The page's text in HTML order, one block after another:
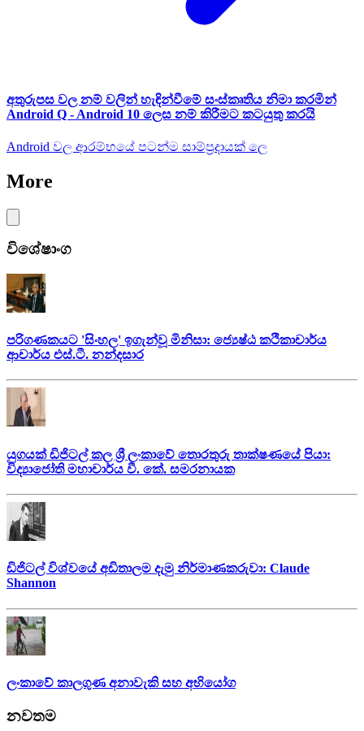
අතුරුපස වල නම් වලින් හැඳින්වීමේ සංස්කෘතිය නිමා කරමින්
Android Q - Android 10 ලෙස නම් කිරීමට කටයුතු කරයි
Android වල ආරම්භයේ පටන්ම සාම්ප්‍රදායක් ලෙ
More
විශේෂාංග
පරිගණකයට 'සිංහල' ඉගැන්වූ මිනිසා: ජ්‍යෙෂ්ඨ කථිකාචාර්ය
ආචාර්ය එස්.ටී. නන්දසාර
යුගයක් ඩිජිටල් කල ශ්‍රී ලංකාවේ තොරතුරු තාක්ෂණයේ පියා:
විද්‍යාජෝති මහාචාර්ය වී. කේ. සමරනායක
ඩිජිටල් විශ්වයේ අඩිතාලම දැමු නිර්මාණකරුවා: Claude
Shannon
ලංකාවේ කාලගුණ අනාවැකි සහ අභියෝග
නවතම